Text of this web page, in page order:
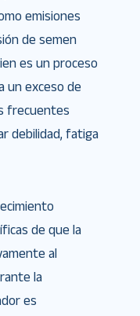
emisiones
de semen
es un proceso
un exceso de
frecuentes
debilidad, fatiga
de que la
al
la
es